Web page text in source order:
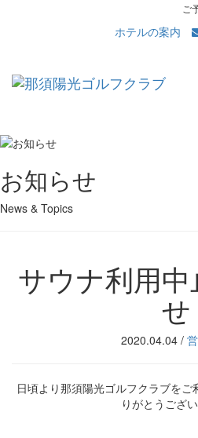
ご
ホテルの案内
お知らせ
News & Topics
サウナ利用
せ
2020.04.04 /
日頃より那須陽光ゴルフクラブを
りがとうござい